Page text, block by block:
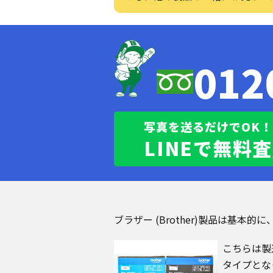
写真を送るだけでOK！
LINEで無料
ブラザー (Brother)製品は基本的に
こちらは
タイプと